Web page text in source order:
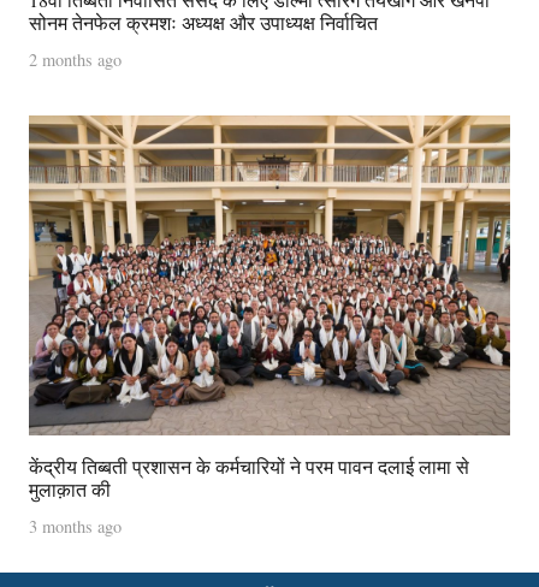
सोनम तेनफेल क्रमशः अध्यक्ष और उपाध्यक्ष निर्वाचित
2 months ago
केंद्रीय तिब्बती प्रशासन के कर्मचारियों ने परम पावन दलाई लामा से
मुलाक़ात की
3 months ago